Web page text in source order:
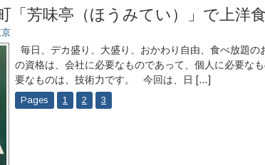
「芳味亭（ほうみてい）」で上洋
毎日、デカ盛り、大盛り、おかわり自由、食べ放題
の資格は、会社に必要なものであって、個人に必要な
要なものは、技術力です。 今回は、日 […]
Pages 1 2 3